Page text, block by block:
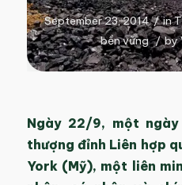
September 23, 2014 / in
bền vững / by
Ngày 22/9, một
thượng đỉnh Liên hợp
York (Mỹ), một liên